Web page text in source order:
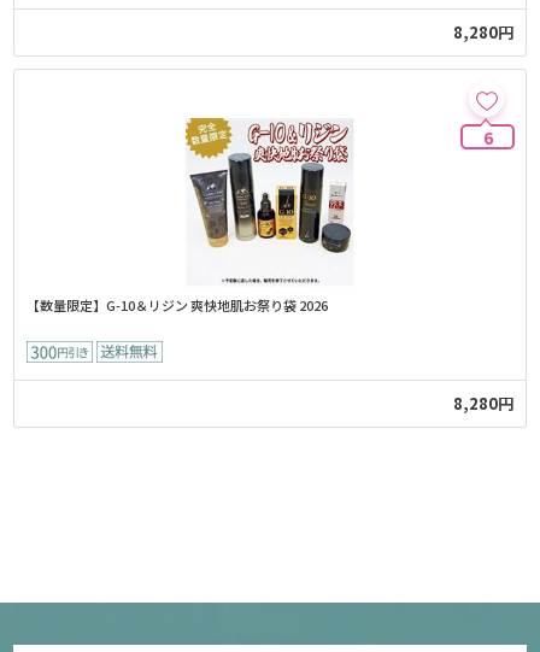
8,280円
6
【数量限定】G-10＆リジン 爽快地肌お祭り袋 2026
8,280円